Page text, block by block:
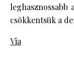
csökkentsük a
Via